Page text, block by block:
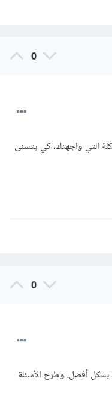
0
التي واجهتك، كي يتسنى
0
أفضل، وطرح الأسئلة